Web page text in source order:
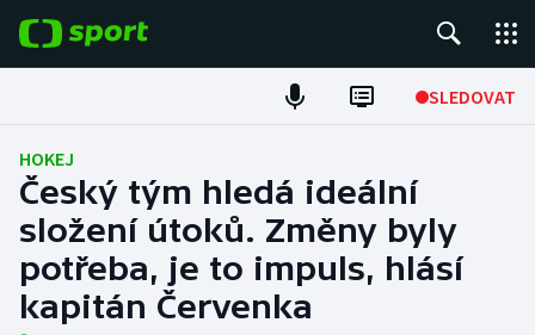
SLEDOVAT
Fotbal
Hokej
Tenis
Atletika
HOKEJ
Český tým hledá ideální
složení útoků. Změny byly
potřeba, je to impuls, hlásí
kapitán Červenka